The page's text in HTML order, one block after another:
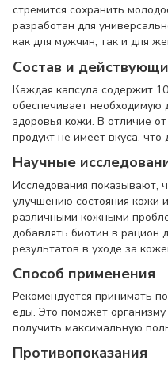
стремится сохранить
разработан для
как для мужчин, так и для
Состав и
Каждая капсула содержит
обеспечивает необходимую
здоровья кожи. В отличие
продукт не имеет вкуса,
Научные
Исследования показывают,
улучшению состояния кожи
различными кожными
добавлять биотин в рацион
результатов в уходе за
Способ применения
Рекомендуется принимать
еды. Это поможет
получить максимальную
Противопоказания